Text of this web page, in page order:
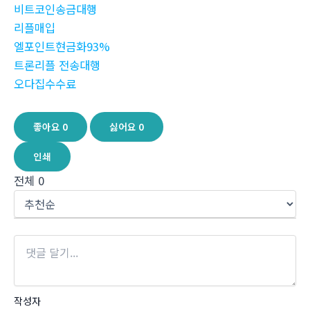
비트코인송금대행
리플매입
엘포인트현금화93%
트론리플 전송대행
오다집수수료
좋아요 0 싫어요 0
인쇄
전체 0
작성자